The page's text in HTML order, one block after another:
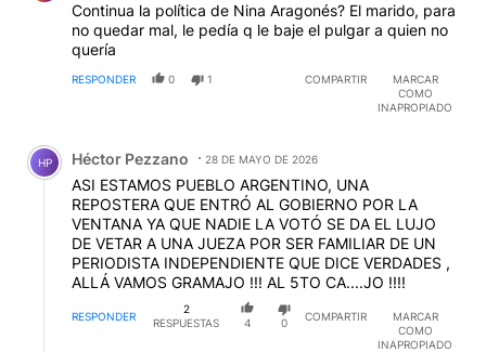
Continua la política de Nina Aragonés? El marido, para
no quedar mal, le pedía q le baje el pulgar a quien no
quería
RESPONDER 0 1 COMPARTIR
MARCAR
COMO
INAPROPIADO
Comentario de Héctor Pezzano.
HP Héctor Pezzano 28 DE MAYO DE 2026
ASI ESTAMOS PUEBLO ARGENTINO, UNA
REPOSTERA QUE ENTRÓ AL GOBIERNO POR LA
VENTANA YA QUE NADIE LA VOTÓ SE DA EL LUJO
DE VETAR A UNA JUEZA POR SER FAMILIAR DE UN
PERIODISTA INDEPENDIENTE QUE DICE VERDADES ,
ALLÁ VAMOS GRAMAJO !!! AL 5TO CA....JO !!!!
RESPONDER
2
RESPUESTAS
4 0
COMPARTIR
MARCAR
COMO
INAPROPIADO